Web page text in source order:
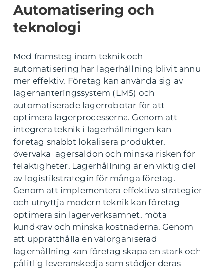
Automatisering och
teknologi
Med framsteg inom teknik och
automatisering har lagerhållning blivit ännu
mer effektiv. Företag kan använda sig av
lagerhanteringssystem (LMS) och
automatiserade lagerrobotar för att
optimera lagerprocesserna. Genom att
integrera teknik i lagerhållningen kan
företag snabbt lokalisera produkter,
övervaka lagersaldon och minska risken för
felaktigheter. Lagerhållning är en viktig del
av logistikstrategin för många företag.
Genom att implementera effektiva strategier
och utnyttja modern teknik kan företag
optimera sin lagerverksamhet, möta
kundkrav och minska kostnaderna. Genom
att upprätthålla en välorganiserad
lagerhållning kan företag skapa en stark och
pålitlig leveranskedja som stödjer deras